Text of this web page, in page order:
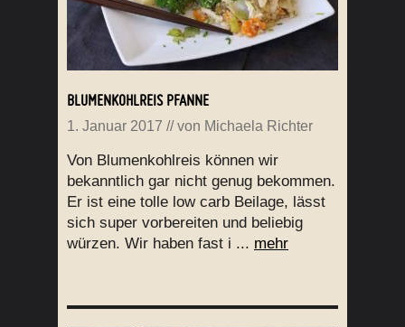
BLUMENKOHLREIS PFANNE
1. Januar 2017 // von Michaela Richter
Von Blumenkohlreis können wir
bekanntlich gar nicht genug bekommen.
Er ist eine tolle low carb Beilage, lässt
sich super vorbereiten und beliebig
würzen. Wir haben fast i ... mehr